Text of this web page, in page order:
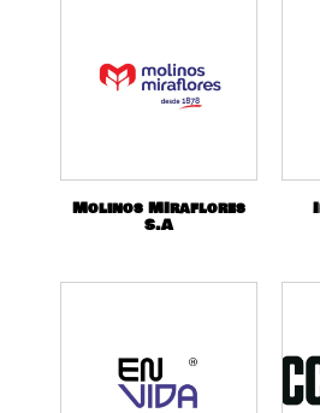
Molinos MIraflores
S.A